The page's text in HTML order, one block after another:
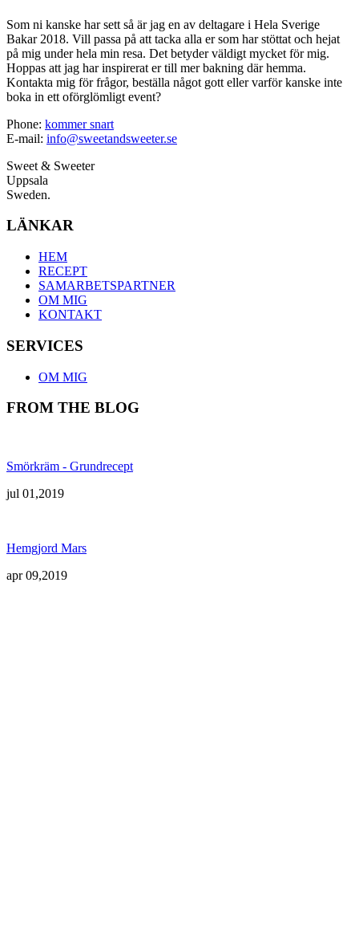
Som ni kanske har sett så är jag en av deltagare i Hela Sverige
Bakar 2018. Vill passa på att tacka alla er som har stöttat och hejat
på mig under hela min resa. Det betyder väldigt mycket för mig.
Hoppas att jag har inspirerat er till mer bakning där hemma.
Kontakta mig för frågor, beställa något gott eller varför kanske inte
boka in ett oförglömligt event?
Phone: kommer snart
E-mail: info@sweetandsweeter.se
Sweet & Sweeter
Uppsala
Sweden.
LÄNKAR
HEM
RECEPT
SAMARBETSPARTNER
OM MIG
KONTAKT
SERVICES
OM MIG
FROM THE BLOG
Smörkräm - Grundrecept
jul 01,2019
Hemgjord Mars
apr 09,2019